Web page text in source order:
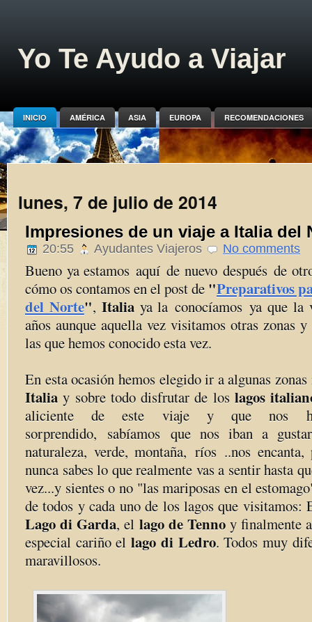
Yo Te Ayudo a Viajar
INICIO AMÉRICA ASIA EUROPA RECOMENDACIONES
lunes, 7 de julio de 2014
Impresiones de un viaje a Italia del
20:55 Ayudantes Viajeros No comments
Bueno ya estamos aquí de nuevo después de
cómo os contamos en el post de "Preparativos
del Norte", Italiaya la conocíamos ya que la
años aunque aquella vez visitamos otras zonas
las que hemos conocido esta vez.
En esta ocasión hemos elegido ir a algunas
Italia y sobre todo disfrutar de los lagos
aliciente de este viaje y que nos
sorprendido, sabíamos que nos iban a
naturaleza, verde, montaña, ríos ..nos
nunca sabes lo que realmente vas a sentir hasta
vez...y sientes o no "las mariposas en el
de todos y cada uno de los lagos que visitamos:
Lago di Garda, el lago de Tennoy finalmente
especial cariño ellago di Ledro. Todos muy
maravillosos.